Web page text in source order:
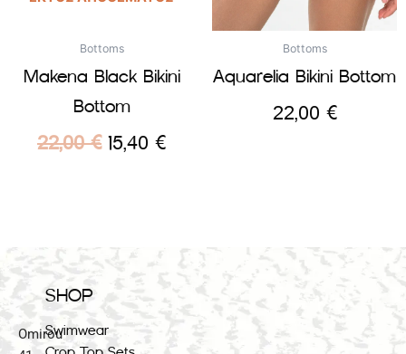
Bottoms
Makena Black Bikini
Bottom
22,00€ 15,40 €
Bottoms
Aquarelia Bikini Bottom
22,00 €
Omirou
SHOP
Swimwear